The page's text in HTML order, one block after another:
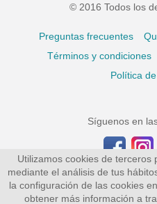
© 2016 Todos los
Preguntas frecuentes
Términos y condiciones
Política
Síguenos en
Utilizamos cookies de
mediante el análisis de tus
la configuración de las cookies
obtener más información a